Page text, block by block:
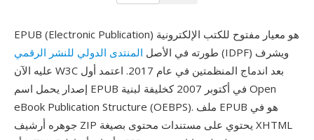
EPUB (Electronic Publication) هو معيار مفتوح للكتب الإلكترونية
طورته في الأصل المنتدى الدولي للنشر الرقمي
(IDPF) ويشرف
عليه الآن W3C بعد اندماج المنظمتين في عام 2017. اعتمد أول
إصدار يحمل اسم EPUB في أكتوبر 2007 كخليفة لبنية Open
eBook Publication Structure (OEBPS). ملف EPUB هو في
جوهره أرشيف ZIP يحتوي على مستندات محتوى بصيغة XHTML